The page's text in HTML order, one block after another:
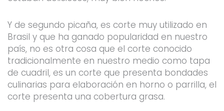
Y de segundo picaña, es corte muy utilizado en
Brasil y que ha ganado popularidad en nuestro
país, no es otra cosa que el corte conocido
tradicionalmente en nuestro medio como tapa
de cuadril, es un corte que presenta bondades
culinarias para elaboración en horno o parrilla, el
corte presenta una cobertura grasa.